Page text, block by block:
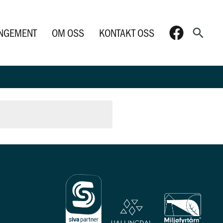
OM OSS KONTAKT OSS Søk